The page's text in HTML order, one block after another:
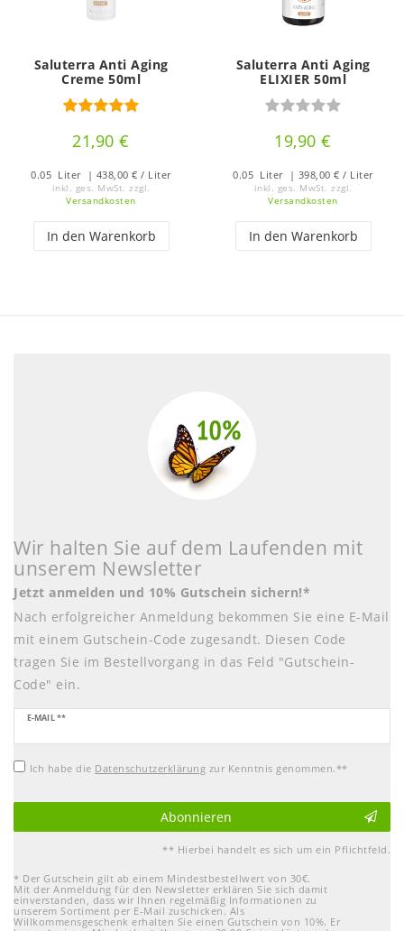
Saluterra Anti Aging
Creme 50ml
21,90 €
0.05 Liter | 438,00 € / Liter
inkl. ges. MwSt. zzgl.
Versandkosten
In den Warenkorb
Saluterra Anti Aging
ELIXIER 50ml
19,90 €
0.05 Liter | 398,00 € / Liter
inkl. ges. MwSt. zzgl.
Versandkosten
In den Warenkorb
Wir halten Sie auf dem Laufenden mit
unserem Newsletter
Jetzt anmelden und 10% Gutschein sichern!*
Nach erfolgreicher Anmeldung bekommen Sie eine E-Mail
mit einem Gutschein-Code zugesandt. Diesen Code
tragen Sie im Bestellvorgang in das Feld "Gutschein-
Code" ein.
E-MAIL **
Newsletter
Honig
Ich habe die Daten­schutz­erklärung zur Kenntnis genommen.**
Abonnieren
** Hierbei handelt es sich um ein Pflichtfeld.
* Der Gutschein gilt ab einem Mindestbestellwert von 30€.
Mit der Anmeldung für den Newsletter erklären Sie sich damit
einverstanden, dass wir Ihnen regelmäßig Informationen zu
unserem Sortiment per E-Mail zuschicken. Als
Willkommensgeschenk erhalten Sie einen Gutschein von 10%. Er